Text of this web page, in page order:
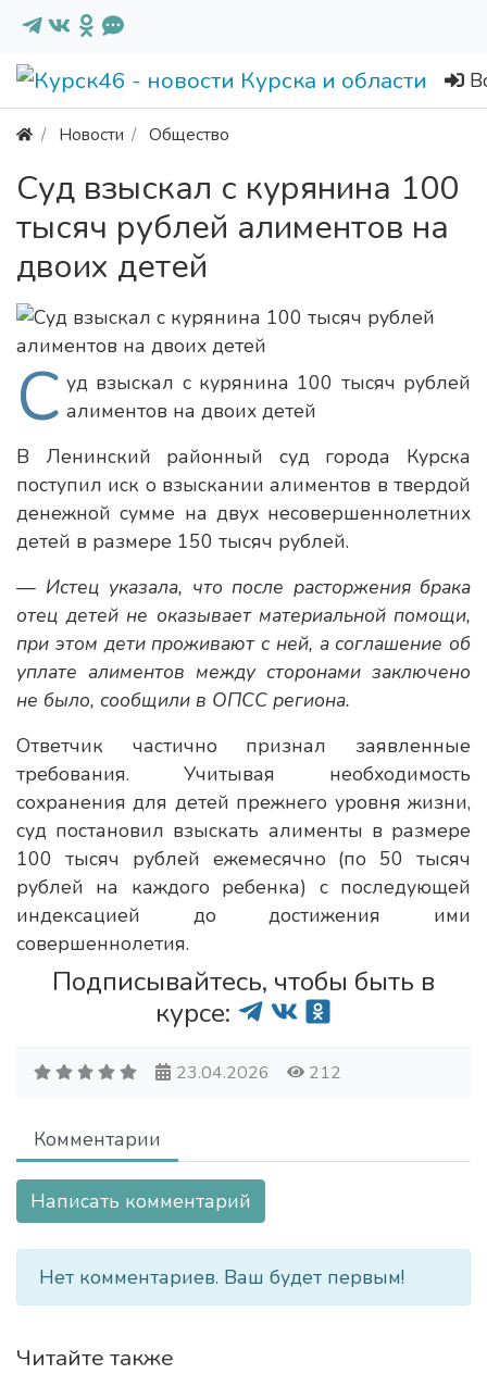
Новости Общество
Суд взыскал с курянина 100
тысяч рублей алиментов на
двоих детей
С уд взыскал с курянина 100 тысяч рублей
алиментов на двоих детей
В Ленинский районный суд города Курска
поступил иск о взыскании алиментов в твердой
денежной сумме на двух несовершеннолетних
детей в размере 150 тысяч рублей.
— Истец указала, что после расторжения брака
отец детей не оказывает материальной помощи,
при этом дети проживают с ней, а соглашение об
уплате алиментов между сторонами заключено
не было, сообщили в ОПСС региона.
Ответчик частично признал заявленные
требования. Учитывая необходимость
сохранения для детей прежнего уровня жизни,
суд постановил взыскать алименты в размере
100 тысяч рублей ежемесячно (по 50 тысяч
рублей на каждого ребенка) с последующей
индексацией до достижения ими
совершеннолетия.
Подписывайтесь, чтобы быть в
курсе:
23.04.2026 212
Комментарии
Написать комментарий
Нет комментариев. Ваш будет первым!
Читайте также